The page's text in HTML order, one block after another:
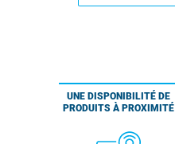
UNE DISPONIBILITÉ DE
PRODUITS À PROXIMITÉ